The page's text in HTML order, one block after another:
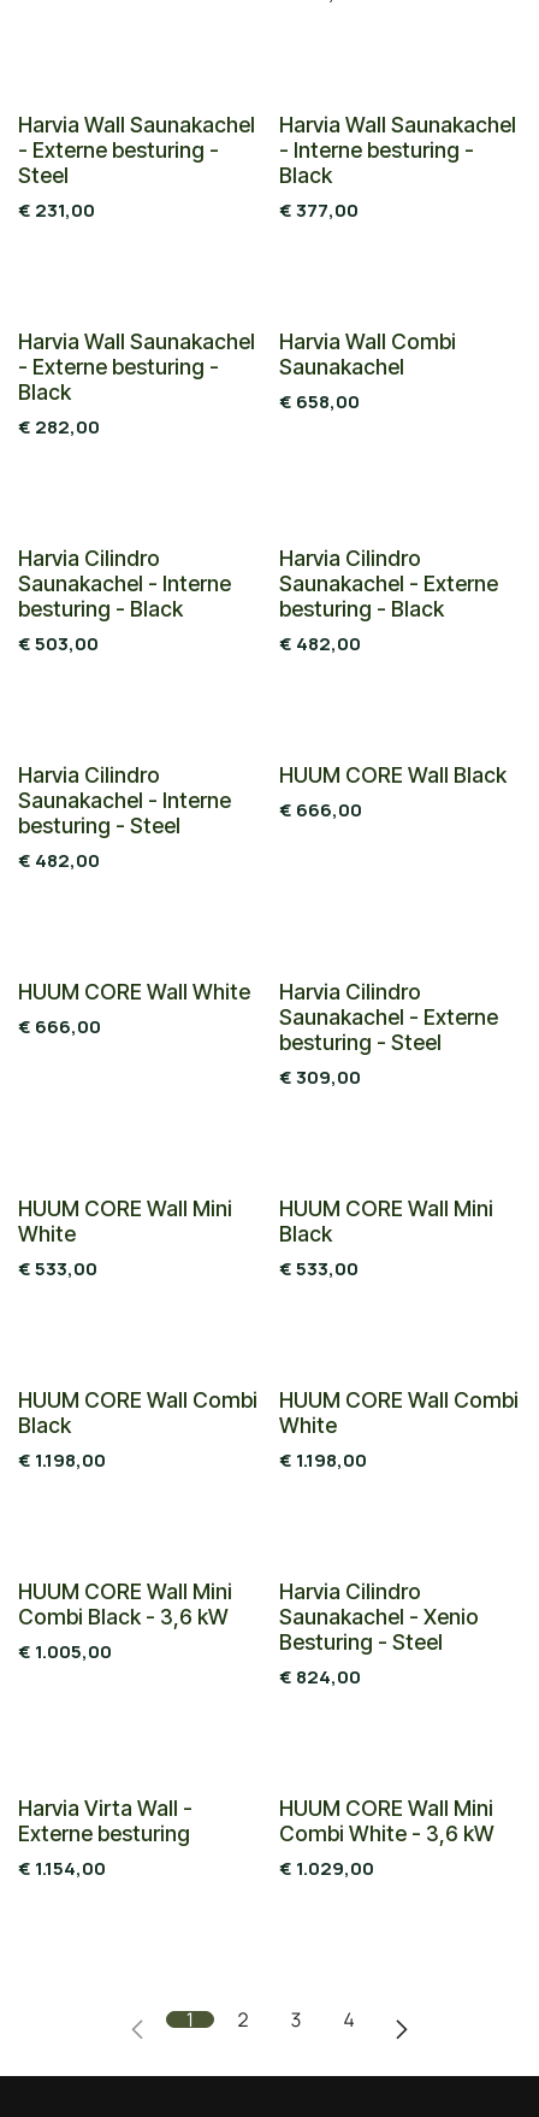
Harvia Wall Saunakachel
- Externe besturing -
Steel
€ 231,00
Harvia Wall Saunakachel
- Interne besturing -
Black
€377,00
Harvia Wall Saunakachel
- Externe besturing -
Black
€ 282,00
Harvia Wall Combi
Saunakachel
€ 658,00
Harvia Cilindro
Saunakachel - Interne
besturing - Black
€503,00
Harvia Cilindro
Saunakachel - Externe
besturing - Black
€ 482,00
Harvia Cilindro
Saunakachel - Interne
besturing - Steel
€ 482,00
Nieuw!
HUUM CORE Wall Black
€ 666,00
Nieuw!
HUUM CORE Wall White
€ 666,00
Harvia Cilindro
Saunakachel - Externe
besturing - Steel
€309,00
Nieuw!
HUUM CORE Wall Mini
White
€533,00
Nieuw!
HUUM CORE Wall Mini
Black
€533,00
Nieuw!
HUUM CORE Wall Combi
Black
€ 1.198,00
Nieuw!
HUUM CORE Wall Combi
White
€ 1.198,00
Nieuw!
HUUM CORE Wall Mini
Combi Black - 3,6 kW
€ 1.005,00
Harvia Cilindro
Saunakachel - Xenio
Besturing - Steel
€ 824,00
Nieuw!
Harvia Virta Wall -
Externe besturing
€ 1.154,00
Nieuw!
HUUM CORE Wall Mini
Combi White - 3,6 kW
€ 1.029,00
1 2 3 4